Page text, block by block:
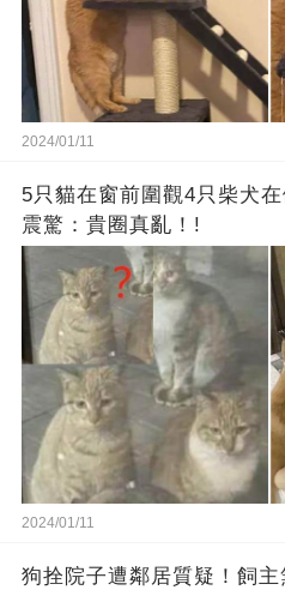
2024/01/11
5只貓在窗前圍觀4只柴犬
震驚：貴圈真亂！!
2024/01/11
狗拴院子遭鄰居質疑！飼